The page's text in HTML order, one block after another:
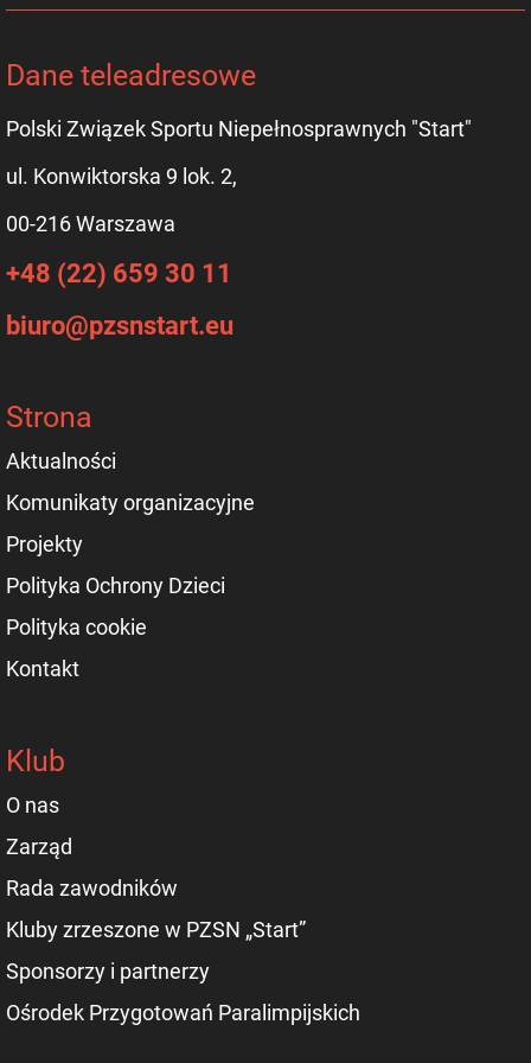
Dane teleadresowe
Polski Związek Sportu Niepełnosprawnych "Start"
ul. Konwiktorska 9 lok. 2,
00-216 Warszawa
+48 (22) 659 30 11
biuro@pzsnstart.eu
Strona
Aktualności
Komunikaty organizacyjne
Projekty
Polityka Ochrony Dzieci
Polityka cookie
Kontakt
Klub
O nas
Zarząd
Rada zawodników
Kluby zrzeszone w PZSN „Start”
Sponsorzy i partnerzy
Ośrodek Przygotowań Paralimpijskich